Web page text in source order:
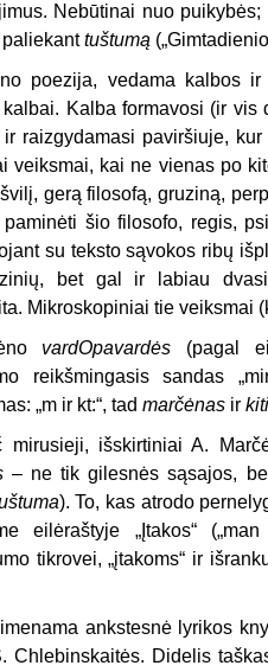
Nebūtinai nuo
tuštumą
poezija, vedama kalbos
kalbai. Kalba formavosi (ir
ir raizgydamasi paviršiuje,
veiksmai, kai ne vienas po
gerą filosofą, gruziną,
paminėti šio filosofo, regis,
su teksto sąvokos ribų
bet gal ir labiau
Mikroskopiniai tie veiksmai
vardOpavardės (pagal
reikšmingasis sandas
„m ir kt:“, tad marčėnas ir kiti
mirusieji, išskirtiniai A.
– ne tik gilesnės sąsajos,
). To, kas atrodo
eilėraštyje „Įtakos“
tikrovei, „įtakoms“ ir
ankstesnė lyrikos
Chlebinskaitės. Didelis